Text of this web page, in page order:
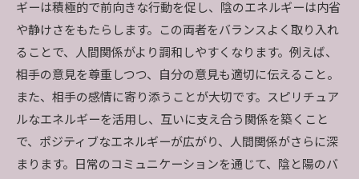
ギーは積極的で前向きな行動を促し、陰のエネルギーは内省
や静けさをもたらします。この両者をバランスよく取り入れ
ることで、人間関係がより調和しやすくなります。例えば、
相手の意見を尊重しつつ、自分の意見も適切に伝えること。
また、相手の感情に寄り添うことが大切です。スピリチュア
ルなエネルギーを活用し、互いに支え合う関係を築くこと
で、ポジティブなエネルギーが広がり、人間関係がさらに深
まります。日常のコミュニケーションを通じて、陰と陽のバ